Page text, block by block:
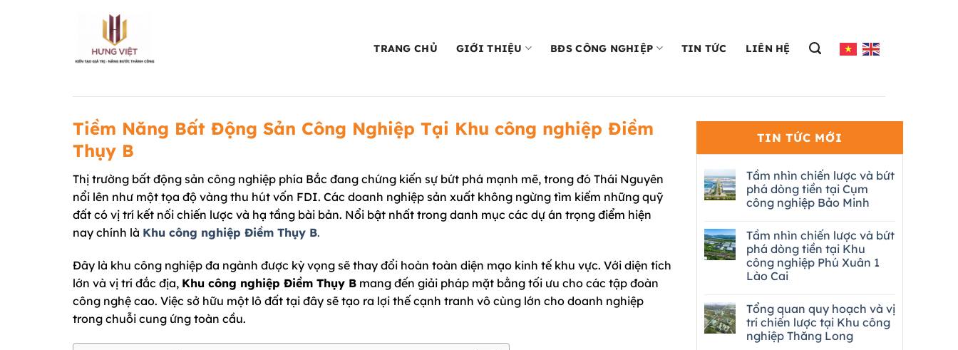
TRANG CHỦ GIỚI THIỆU BĐS CÔNG NGHIỆP TIN TỨC LIÊN HỆ
Tiềm Năng Bất Động Sản Công Nghiệp Tại Khu công nghiệp Điềm
Thụy B
Thị trường bất động sản công nghiệp phía Bắc đang chứng kiến sự bứt phá mạnh mẽ, trong đó Thái Nguyên
nổi lên như một tọa độ vàng thu hút vốn FDI. Các doanh nghiệp sản xuất không ngừng tìm kiếm những quỹ
đất có vị trí kết nối chiến lược và hạ tầng bài bản. Nổi bật nhất trong danh mục các dự án trọng điểm hiện
nay chính là Khu công nghiệp Điềm Thụy B.
Đây là khu công nghiệp đa ngành được kỳ vọng sẽ thay đổi hoàn toàn diện mạo kinh tế khu vực. Với diện tích
lớn và vị trí đắc địa, Khu công nghiệp Điềm Thụy B mang đến giải pháp mặt bằng tối ưu cho các tập đoàn
công nghệ cao. Việc sở hữu một lô đất tại đây sẽ tạo ra lợi thế cạnh tranh vô cùng lớn cho doanh nghiệp
trong chuỗi cung ứng toàn cầu.
TIN TỨC MỚI
Tầm nhìn chiến lược và bứt
phá dòng tiền tại Cụm
công nghiệp Bảo Minh
Tầm nhìn chiến lược và bứt
phá dòng tiền tại Khu
công nghiệp Phú Xuân 1
Lào Cai
Tổng quan quy hoạch và vị
trí chiến lược tại Khu công
nghiệp Thăng Long